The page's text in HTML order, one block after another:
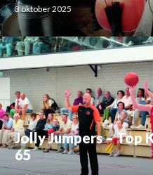
3 oktober 2025
Jolly Jumpers – Top
65